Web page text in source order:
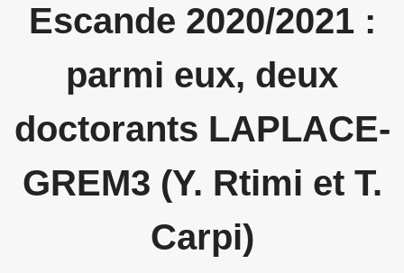
Escande 2020/2021 :
parmi eux, deux
doctorants LAPLACE-
GREM3 (Y. Rtimi et T.
Carpi)